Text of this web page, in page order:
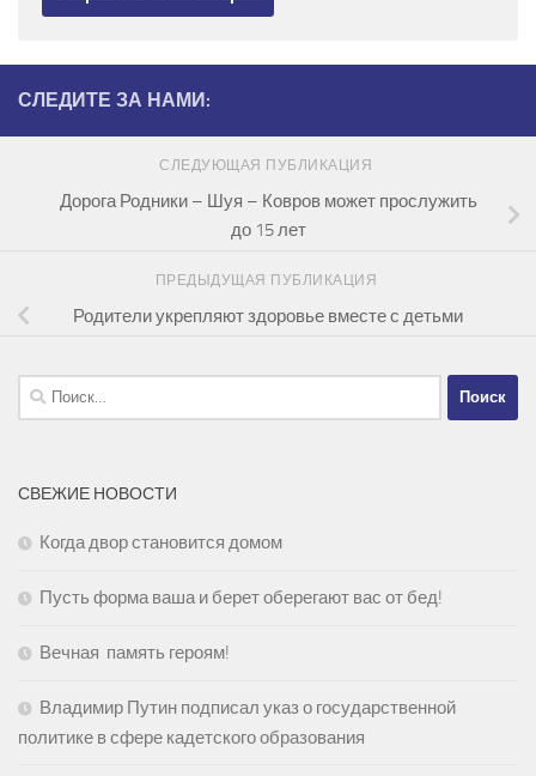
СЛЕДИТЕ ЗА НАМИ:
СЛЕДУЮЩАЯ ПУБЛИКАЦИЯ
Дорога Родники – Шуя – Ковров может прослужить
до 15 лет
ПРЕДЫДУЩАЯ ПУБЛИКАЦИЯ
Родители укрепляют здоровье вместе с детьми
Найти:
СВЕЖИЕ НОВОСТИ
Когда двор становится домом
Пусть форма ваша и берет оберегают вас от бед!
Вечная память героям!
Владимир Путин подписал указ о государственной
политике в сфере кадетского образования